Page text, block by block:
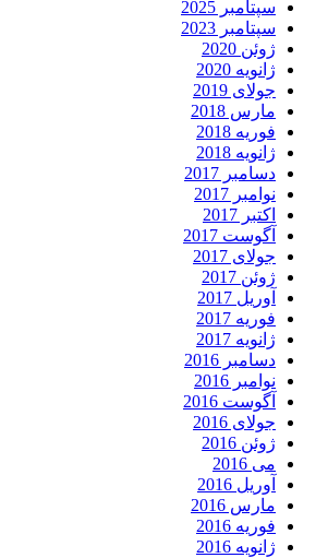
سپتامبر 2025
سپتامبر 2023
ژوئن 2020
ژانویه 2020
جولای 2019
مارس 2018
فوریه 2018
ژانویه 2018
دسامبر 2017
نوامبر 2017
اکتبر 2017
آگوست 2017
جولای 2017
ژوئن 2017
آوریل 2017
فوریه 2017
ژانویه 2017
دسامبر 2016
نوامبر 2016
آگوست 2016
جولای 2016
ژوئن 2016
می 2016
آوریل 2016
مارس 2016
فوریه 2016
ژانویه 2016